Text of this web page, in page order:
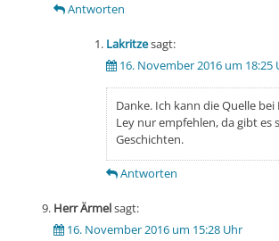
Antworten
Lakritzesagt:
16. November 2016 um 18:25
Danke. Ich kann die Quelle
Ley nur empfehlen, da gibt es
Geschichten.
Antworten
Herr Ärmelsagt:
16. November 2016 um 15:28 Uhr